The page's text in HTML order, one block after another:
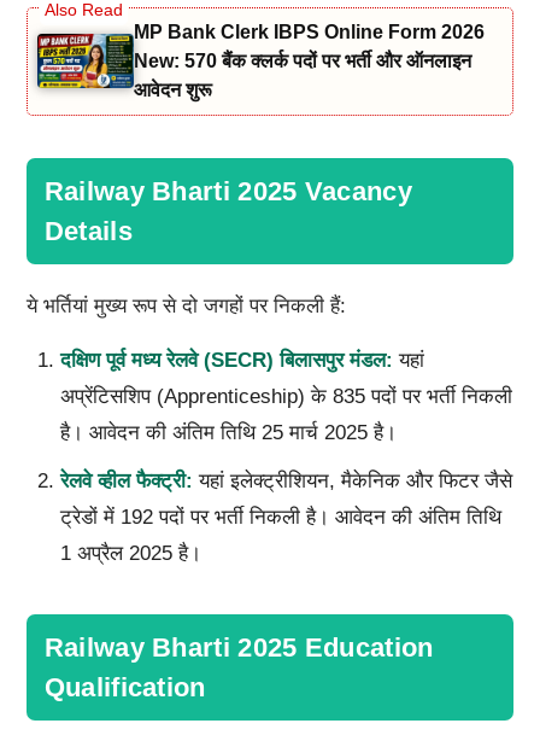
MP Bank Clerk IBPS Online Form 2026
New: 570 बैंक क्लर्क पदों पर भर्ती और ऑनलाइन
आवेदन शुरू
Railway Bharti 2025 Vacancy
Details
ये भर्तियां मुख्य रूप से दो जगहों पर निकली हैं:
दक्षिण पूर्व मध्य रेलवे (SECR)बिलासपुर मंडल: यहां
अप्रेंटिसशिप (Apprenticeship) के 835 पदों पर भर्ती निकली
है। आवेदन की अंतिम तिथि 25 मार्च 2025 है।
रेलवे व्हील फैक्ट्री: यहां इलेक्ट्रीशियन, मैकेनिक और फिटर जैसे
ट्रेडों में 192 पदों पर भर्ती निकली है। आवेदन की अंतिम तिथि
1 अप्रैल 2025 है।
Railway Bharti 2025 Education
Qualification